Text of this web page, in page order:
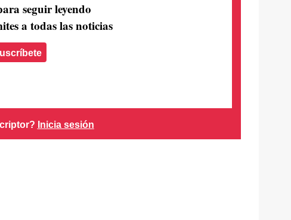
seguir leyendo
a todas las noticias
Inicia sesión